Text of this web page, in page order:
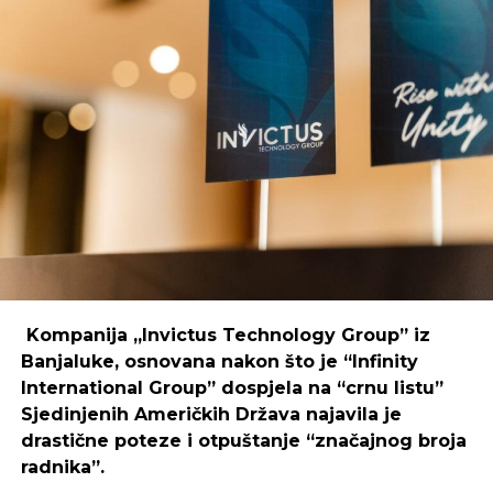
preduvjete za rast zajednice digitalnih nomada,
poduzetnika i kreativaca.
Primjer mostarskog CodeHuba pokazuje da
coworking prostori mogu uspješno djelovati i u
regijama koje nisu urbani centri, ali zahtijeva
podršku i ulaganja koja će omogućiti dugoročnu
održivost ovakvih inicijativa.
Ulaganje u coworking prostor u Čapljini moglo bi
postati ključan korak prema stvaranju napredne
poslovne klime, privlačenju novih profesionalaca te
Kompanija „Invictus Technology Group” iz
Banjaluke, osnovana nakon što je “Infinity
International Group” dospjela na “crnu listu”
Sjedinjenih Američkih Država najavila je
drastične poteze i otpuštanje “značajnog broja
radnika”.